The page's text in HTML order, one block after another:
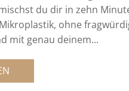
du dir in zehn
ohne
mit genau deinem...